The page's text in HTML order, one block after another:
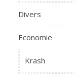
Divers
Economie
Krash